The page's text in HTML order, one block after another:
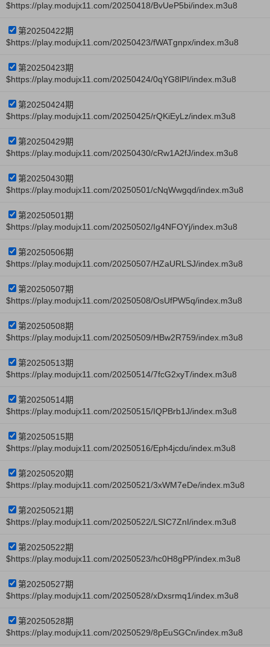
$https://play.modujx11.com/20250418/BvUeP5bi/index.m3u8
第20250422期
$https://play.modujx11.com/20250423/fWATgnpx/index.m3u8
第20250423期
$https://play.modujx11.com/20250424/0qYG8lPI/index.m3u8
第20250424期
$https://play.modujx11.com/20250425/rQKiEyLz/index.m3u8
第20250429期
$https://play.modujx11.com/20250430/cRw1A2fJ/index.m3u8
第20250430期
$https://play.modujx11.com/20250501/cNqWwgqd/index.m3u8
第20250501期
$https://play.modujx11.com/20250502/Ig4NFOYj/index.m3u8
第20250506期
$https://play.modujx11.com/20250507/HZaURLSJ/index.m3u8
第20250507期
$https://play.modujx11.com/20250508/OsUfPW5q/index.m3u8
第20250508期
$https://play.modujx11.com/20250509/HBw2R759/index.m3u8
第20250513期
$https://play.modujx11.com/20250514/7fcG2xyT/index.m3u8
第20250514期
$https://play.modujx11.com/20250515/IQPBrb1J/index.m3u8
第20250515期
$https://play.modujx11.com/20250516/Eph4jcdu/index.m3u8
第20250520期
$https://play.modujx11.com/20250521/3xWM7eDe/index.m3u8
第20250521期
$https://play.modujx11.com/20250522/LSIC7ZnI/index.m3u8
第20250522期
$https://play.modujx11.com/20250523/hc0H8gPP/index.m3u8
第20250527期
$https://play.modujx11.com/20250528/xDxsrmq1/index.m3u8
第20250528期
$https://play.modujx11.com/20250529/8pEuSGCn/index.m3u8